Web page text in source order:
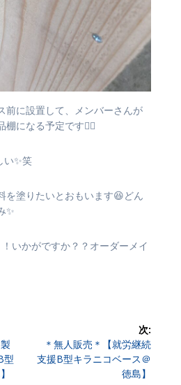
前に設置して、メンバーさんが
になる予定です🙆‍♀️
い✨笑
を塗りたいとおもいます😆どん
✨
いかがですか？？オーダーメイ
型
次:
次
の
＊無人販売＊【就労継続
支援B型キラニコベース＠
徳島】